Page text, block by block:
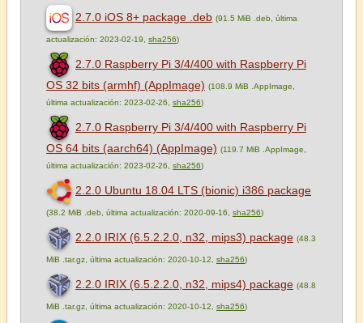
2.7.0 iOS 8+ package .deb (91.5 MiB .deb, última
actualización: 2023-02-19, sha256)
2.7.0 Raspberry Pi 3/4/400 with Raspberry Pi
OS 32 bits (armhf) (AppImage) (108.9 MiB .AppImage,
última actualización: 2023-02-26, sha256)
2.7.0 Raspberry Pi 3/4/400 with Raspberry Pi
OS 64 bits (aarch64) (AppImage) (119.7 MiB .AppImage,
última actualización: 2023-02-26, sha256)
2.2.0 Ubuntu 18.04 LTS (bionic) i386 package
(38.2 MiB .deb, última actualización: 2020-09-16, sha256)
2.2.0 IRIX (6.5.2.2.0, n32, mips3) package (48.3
MiB .tar.gz, última actualización: 2020-10-12, sha256)
2.2.0 IRIX (6.5.2.2.0, n32, mips4) package (48.8
MiB .tar.gz, última actualización: 2020-10-12, sha256)